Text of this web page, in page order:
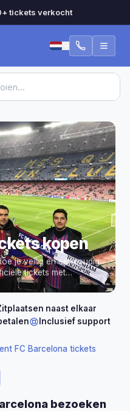
tickets verkocht
kopen
je veilig en eenvoudig
tickets met
elkaar in Estadi
Tickets vanaf
naast elkaar
Inclusief support
FC Barcelona tickets
bezoeken